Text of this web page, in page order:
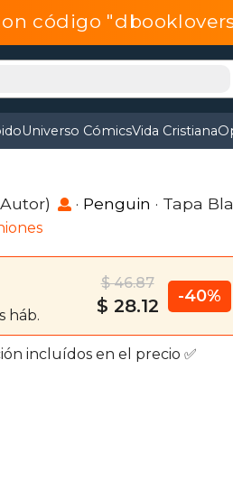
código
Universo CómicsVida Cristiana
· Penguin · Tapa
háb.
$ 46.87
$ 28.12 -40%
incluídos en el precio ✅